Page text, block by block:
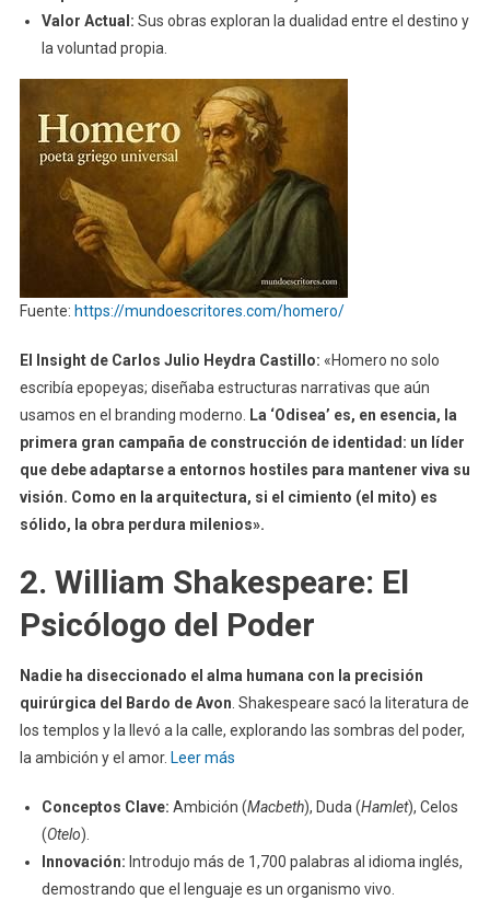
Valor Actual: Sus obras exploran la dualidad entre el destino y
la voluntad propia.
Fuente: https://mundoescritores.com/homero/
El Insight de Carlos Julio Heydra Castillo: «Homero no solo
escribía epopeyas; diseñaba estructuras narrativas que aún
usamos en el branding moderno. La ‘Odisea’ es, en esencia, la
primera gran campaña de construcción de identidad: un líder
que debe adaptarse a entornos hostiles para mantener viva su
visión. Como en la arquitectura, si el cimiento (el mito) es
sólido, la obra perdura milenios».
2. William Shakespeare: El
Psicólogo del Poder
Nadie ha diseccionado el alma humana con la precisión
quirúrgica del Bardo de Avon. Shakespeare sacó la literatura de
los templos y la llevó a la calle, explorando las sombras del poder,
la ambición y el amor. Leer más
Conceptos Clave: Ambición (Macbeth), Duda (Hamlet), Celos
(Otelo).
Innovación: Introdujo más de 1,700 palabras al idioma inglés,
demostrando que el lenguaje es un organismo vivo.